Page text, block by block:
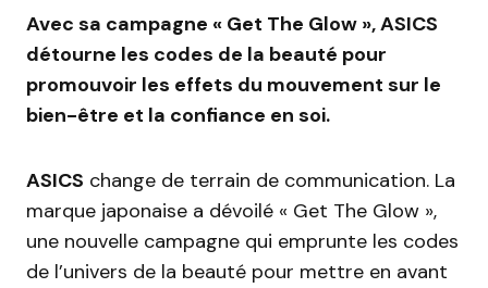
Avec sa campagne « Get The Glow », ASICS
détourne les codes de la beauté pour
promouvoir les effets du mouvement sur le
bien-être et la confiance en soi.
ASICS change de terrain de communication. La
marque japonaise a dévoilé « Get The Glow »,
une nouvelle campagne qui emprunte les codes
de l’univers de la beauté pour mettre en avant